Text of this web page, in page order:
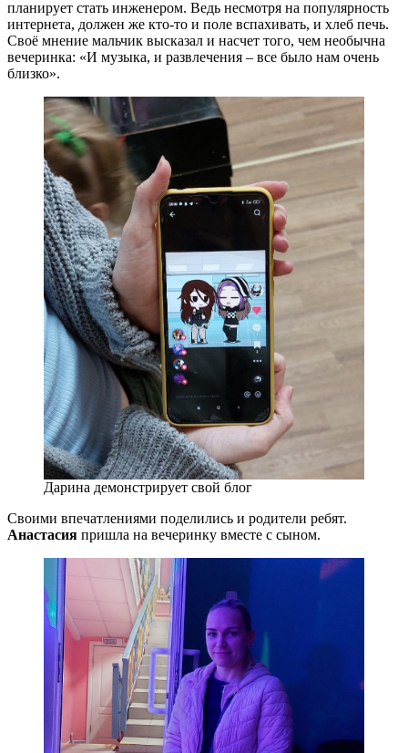
планирует стать инженером. Ведь несмотря на популярность
интернета, должен же кто-то и поле вспахивать, и хлеб печь.
Своё мнение мальчик высказал и насчет того, чем необычна
вечеринка: «И музыка, и развлечения – все было нам очень
близко».
Дарина демонстрирует свой блог
Своими впечатлениями поделились и родители ребят.
Анастасия пришла на вечеринку вместе с сыном.